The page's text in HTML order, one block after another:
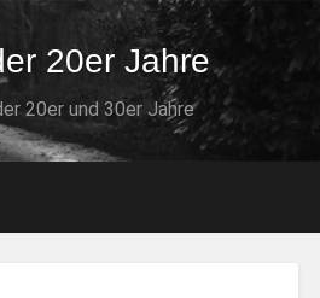
20er Jahre
20er und 30er Jahre